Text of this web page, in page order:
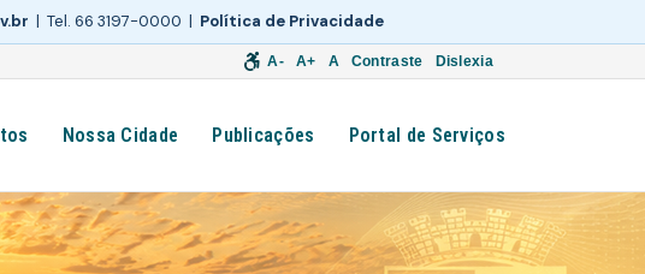
| Tel. 66 3197-0000 | Política de Privacidade
A- A+ A Contraste Dislexia
Nossa Cidade Publicações Portal de Serviços